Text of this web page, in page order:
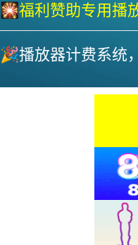
🎇福利赞助专用播
🎉播放器计费系统